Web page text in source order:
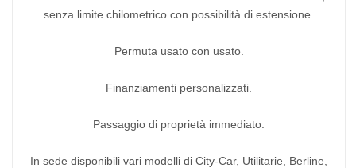
senza limite chilometrico con possibilità di estensione.
Permuta usato con usato.
Finanziamenti personalizzati.
Passaggio di proprietà immediato.
In sede disponibili vari modelli di City-Car, Utilitarie, Berline,